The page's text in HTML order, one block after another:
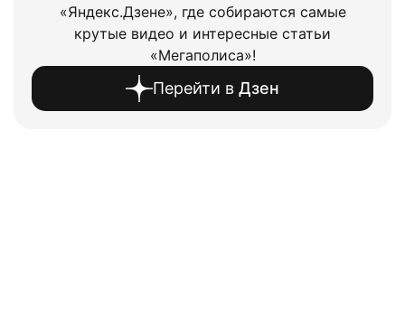
«Яндекс.Дзене», где собираются самые
крутые видео и интересные статьи
«Мегаполиса»!
Перейти в Дзен